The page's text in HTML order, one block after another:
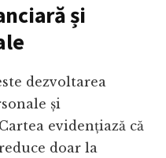
și
dezvoltarea
și
evidențiază că
doar la